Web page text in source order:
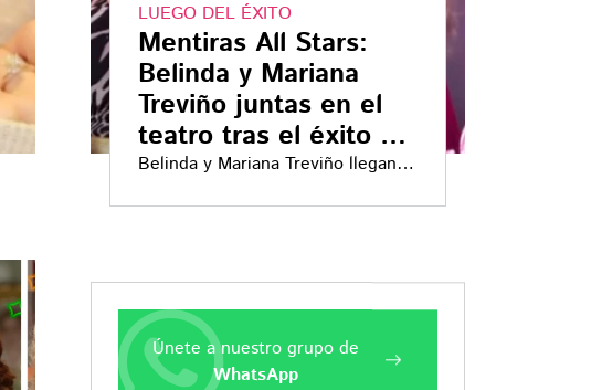
LUEGO DEL ÉXITO
Mentiras All Stars:
Belinda y Mariana
Treviño juntas en el
teatro tras el éxito en
TV
Belinda y Mariana Treviño llegan al
Únete a nuestro grupo de
WhatsApp